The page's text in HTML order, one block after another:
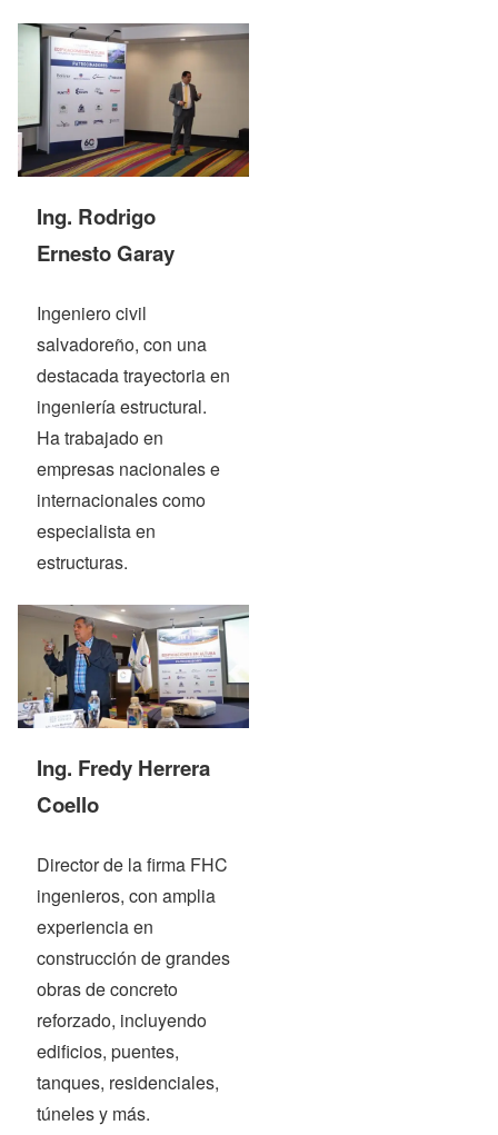
Ing. Rodrigo
Ernesto Garay
Ingeniero civil
salvadoreño, con una
destacada trayectoria en
ingeniería estructural.
Ha trabajado en
empresas nacionales e
internacionales como
especialista en
estructuras.
Ing. Fredy Herrera
Coello
Director de la firma FHC
ingenieros, con amplia
experiencia en
construcción de grandes
obras de concreto
reforzado, incluyendo
edificios, puentes,
tanques, residenciales,
túneles y más.